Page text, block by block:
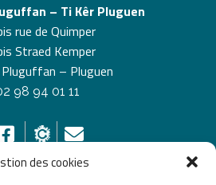
des cookies
– Ti Kêr Pluguen
rue de Quimper
Straed Kemper
– Pluguen
98 94 01 11